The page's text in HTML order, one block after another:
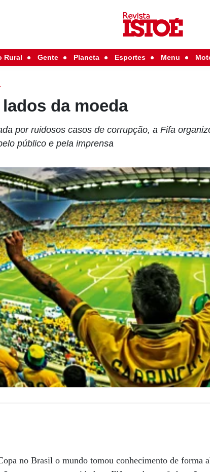
Rural Gente Planeta Esportes Menu
da moeda
por ruidosos casos de corrupção, a Fifa
público e pela imprensa
no Brasil o mundo tomou conhecimento de forma